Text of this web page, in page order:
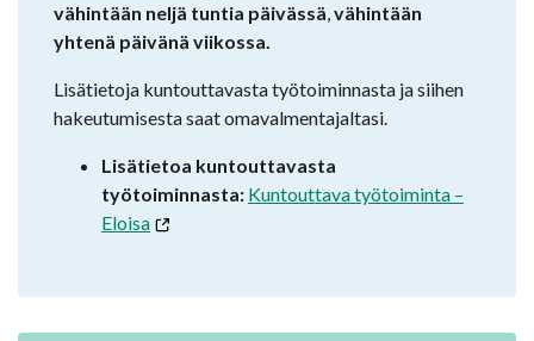
vähintään neljä tuntia päivässä,vähintään
yhtenä päivänä viikossa.
Lisätietoja kuntouttavasta työtoiminnasta ja siihen
hakeutumisesta saat omavalmentajaltasi.
Lisätietoa kuntouttavasta
työtoiminnasta: Kuntouttava työtoiminta –
Eloisa